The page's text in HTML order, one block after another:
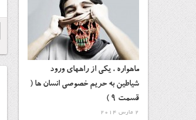
ماهواره ، یکی از راههای ورود
شیاطین به حریم خصوصی انسان ها (
قسمت 9 )
2 مارس 2014